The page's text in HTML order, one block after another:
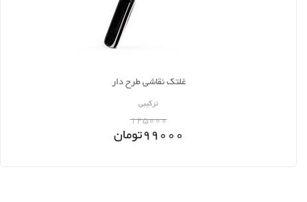
غلتک نقاشی طرح دار
ترکیبی
125000
99000تومان